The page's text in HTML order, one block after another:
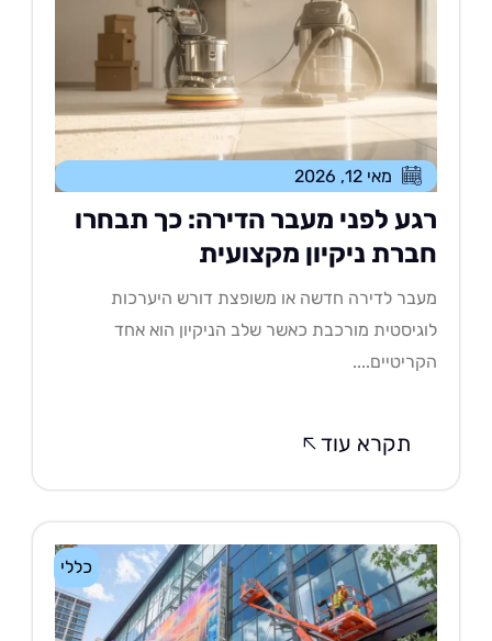
מאי 12, 2026
לפני מעבר הדירה: כך תבחרו
ניקיון מקצועית
לדירה חדשה או משופצת דורש היערכות
מורכבת כאשר שלב הניקיון הוא אחד
תקרא עוד
כללי